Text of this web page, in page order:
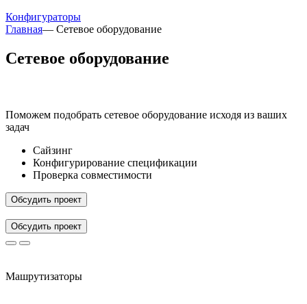
Конфигураторы
Главная— Сетевое оборудование
Сетевое оборудование
Поможем подобрать сетевое оборудование исходя из ваших
задач
Сайзинг
Конфигурирование спецификации
Проверка совместимости
Обсудить проект
Обсудить проект
Машрутиза­торы